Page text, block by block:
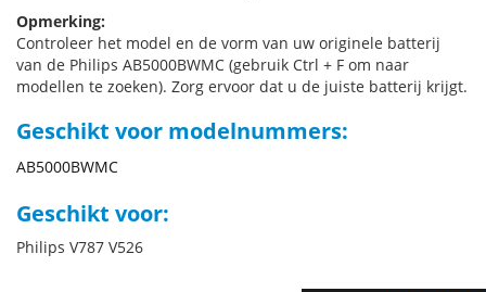
Opmerking:
Controleer het model en de vorm van uw originele batterij
van de Philips AB5000BWMC (gebruik Ctrl + F om naar
modellen te zoeken). Zorg ervoor dat u de juiste batterij krijgt.
Geschikt voor modelnummers:
AB5000BWMC
Geschikt voor:
Philips V787 V526